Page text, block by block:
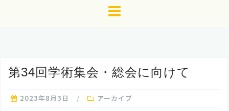
第34回学術集会・総会に向けて
2023年8月3日 アーカイブ